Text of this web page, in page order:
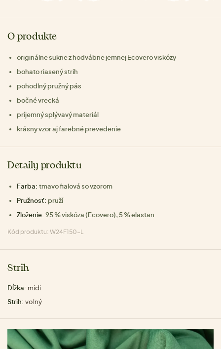
O produkte
originálne sukne z hodvábne jemnej Ecovero viskózy
bohato riasený strih
pohodlný pružný pás
bočné vrecká
príjemný splývavý materiál
krásny vzor aj farebné prevedenie
Detaily produktu
Farba: tmavo fialová so vzorom
Pružnosť: pruží
Zloženie: 95 % viskóza (Ecovero), 5 % elastan
Kód produktu: W24F150-L
Strih
Dĺžka: midi
Strih: volný